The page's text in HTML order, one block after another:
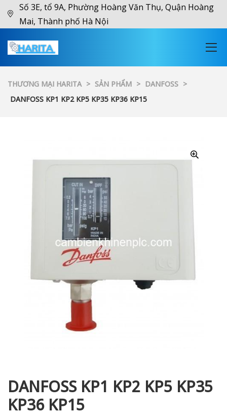
Số 3E, tổ 9A, Phường Hoàng Văn Thụ, Quận Hoàng
Mai, Thành phố Hà Nội
THƯƠNG MẠI HARITA > SẢN PHẨM > DANFOSS >
DANFOSS KP1 KP2 KP5 KP35 KP36 KP15
DANFOSS KP1 KP2 KP5 KP35
KP36 KP15